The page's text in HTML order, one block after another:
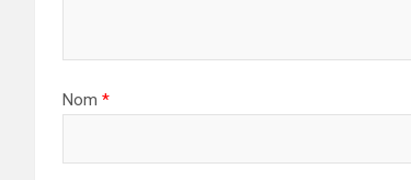
Nom *